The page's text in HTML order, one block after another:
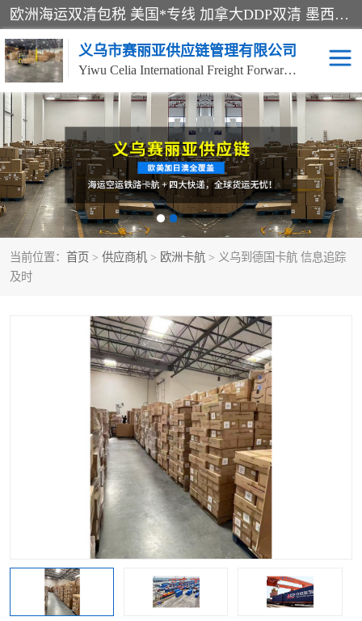
欧洲海运双清包税 美国*专线 加拿大DDP双清 墨西哥跨境空运 澳大利亚专线物流 跨境电商物流服务 国际快递到门服务 海运*渠道 一站式跨境物流解决方案 TikTok/SHEIN专线 电商平台FBA头程运输 国际铁路运输欧洲 UPS/DDHL/联邦快递跨境 美国双清到门物流 跨境*运输
义乌市赛丽亚供应链管理有限公司
Yiwu Celia International Freight Forwarding Co., Ltd
当前位置： 首页 > 供应商机 > 欧洲卡航 > 义乌到德国卡航 信息追踪
及时
美森快船 欧洲卡航
加拿大海运/空运-双清到
门
澳大利亚海运/空运-双清
到门
墨西哥海运/空运-双清到
门